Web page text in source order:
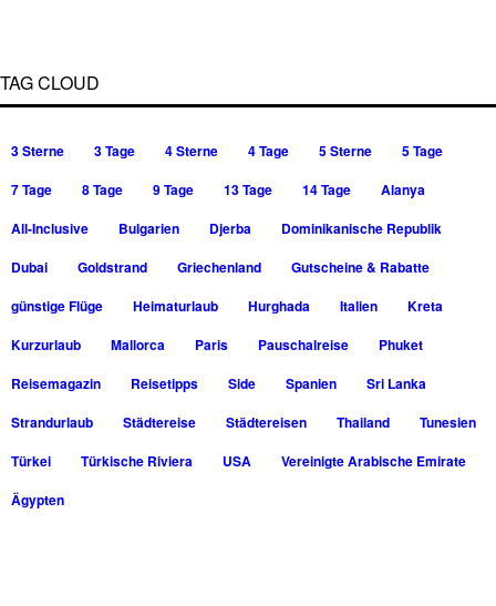
TAG CLOUD
3 Sterne 3 Tage 4 Sterne 4 Tage 5 Sterne
5 Tage
7 Tage
8 Tage 9 Tage 13 Tage 14 Tage
Alanya
All-Inclusive
Bulgarien Djerba
Dominikanische Republik
Dubai
Goldstrand Griechenland
Gutscheine & Rabatte
günstige Flüge
Heimaturlaub Hurghada Italien
Kreta
Kurzurlaub
Mallorca Paris Pauschalreise
Phuket
Reisemagazin
Reisetipps Side Spanien
Sri Lanka
Strandurlaub
Städtereise Städtereisen Thailand
Tunesien
Türkei
Türkische Riviera USA
Vereinigte Arabische Emirate
Ägypten